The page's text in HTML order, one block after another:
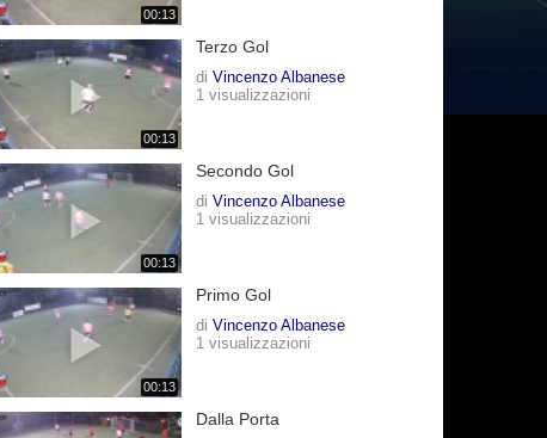
00:13
00:13
Terzo Gol
di Vincenzo Albanese
1 visualizzazioni
00:13
Secondo Gol
di Vincenzo Albanese
1 visualizzazioni
00:13
Primo Gol
di Vincenzo Albanese
1 visualizzazioni
Dalla Porta